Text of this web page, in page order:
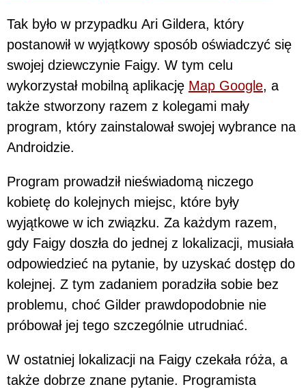
Tak było w przypadku Ari Gildera, który
postanowił w wyjątkowy sposób oświadczyć się
swojej dziewczynie Faigy. W tym celu
wykorzystał mobilną aplikację Map Google, a
także stworzony razem z kolegami mały
program, który zainstalował swojej wybrance na
Androidzie.
Program prowadził nieświadomą niczego
kobietę do kolejnych miejsc, które były
wyjątkowe w ich związku. Za każdym razem,
gdy Faigy doszła do jednej z lokalizacji, musiała
odpowiedzieć na pytanie, by uzyskać dostęp do
kolejnej. Z tym zadaniem poradziła sobie bez
problemu, choć Gilder prawdopodobnie nie
próbował jej tego szczególnie utrudniać.
W ostatniej lokalizacji na Faigy czekała róża, a
także dobrze znane pytanie. Programista